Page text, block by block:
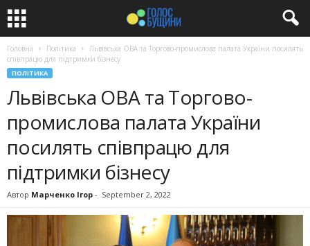
Головна Політика
Львівська ОВА та Торгово-промислова палата України посилять
співпрацю для підтримки бізнесу
ПОЛІТИКА
Львівська ОВА та Торгово-
промислова палата України
посилять співпрацю для
підтримки бізнесу
Автор Марченко Ігор - September 2, 2022